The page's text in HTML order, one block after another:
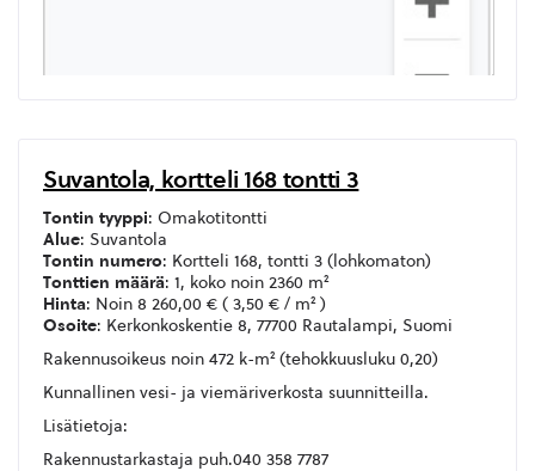
Suvantola, kortteli 168 tontti 3
Tontin tyyppi: Omakotitontti
Alue: Suvantola
Tontin numero: Kortteli 168, tontti 3 (lohkomaton)
Tonttien määrä: 1, koko noin 2360 m²
Hinta: Noin 8 260,00 € ( 3,50 € / m² )
Osoite: Kerkonkoskentie 8, 77700 Rautalampi, Suomi
Rakennusoikeus noin 472 k-m² (tehokkuusluku 0,20)
Kunnallinen vesi- ja viemäriverkosta suunnitteilla.
Lisätietoja:
Rakennustarkastaja puh.040 358 7787